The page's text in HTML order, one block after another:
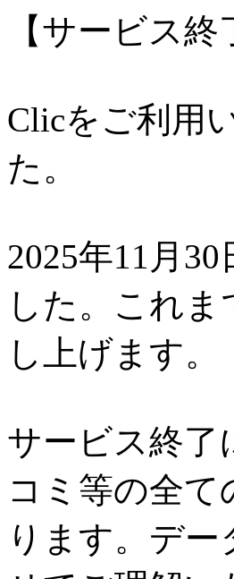
【サービス
Clicをご利用
た。
2025年11月
した。これ
し上げます。
サービス終了
コミ等の全
ります。デ